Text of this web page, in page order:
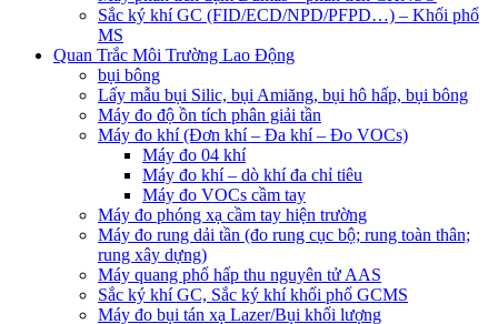
Sắc ký khí GC (FID/ECD/NPD/PFPD…) – Khối phổ
MS
Quan Trắc Môi Trường Lao Động
bụi bông
Lấy mẫu bụi Silic, bụi Amiăng, bụi hô hấp, bụi bông
Máy đo độ ồn tích phân giải tần
Máy đo khí (Đơn khí – Đa khí – Đo VOCs)
Máy đo 04 khí
Máy đo khí – dò khí đa chỉ tiêu
Máy đo VOCs cầm tay
Máy đo phóng xạ cầm tay hiện trường
Máy đo rung dải tần (đo rung cục bộ; rung toàn thân;
rung xây dựng)
Máy quang phổ hấp thu nguyên tử AAS
Sắc ký khí GC, Sắc ký khí khối phổ GCMS
Máy đo bụi tán xạ Lazer/Bụi khối lượng